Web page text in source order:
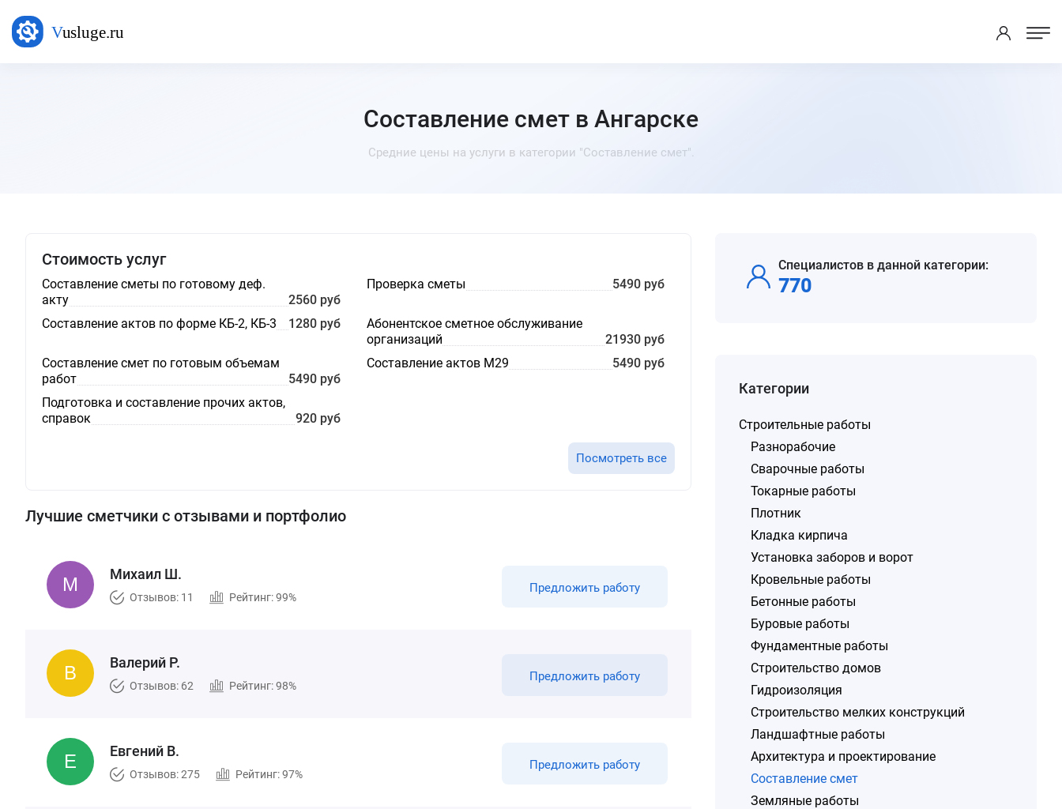
Составление смет в Ангарске
Средние цены на услуги в категории "Составление смет".
Стоимость услуг
Составление сметы по готовому деф.
акту
2560 руб
Проверка сметы 5490 руб
Составление актов по форме КБ-2, КБ-3 1280 руб
Абонентское сметное обслуживание
организаций
21930 руб
Составление смет по готовым объемам
работ
5490 руб
Составление актов М29 5490 руб
Подготовка и составление прочих актов,
справок
920 руб
Посмотреть все
Лучшие сметчики с отзывами и портфолио
Михаил Ш.
Отзывов: 11 Рейтинг: 99%
Предложить работу
Валерий Р.
Отзывов: 62 Рейтинг: 98%
Предложить работу
Евгений В.
Отзывов: 275 Рейтинг: 97%
Предложить работу
Специалистов в данной категории:
770
Категории
Строительные работы
Разнорабочие
Сварочные работы
Токарные работы
Плотник
Кладка кирпича
Установка заборов и ворот
Кровельные работы
Бетонные работы
Буровые работы
Фундаментные работы
Строительство домов
Гидроизоляция
Строительство мелких конструкций
Ландшафтные работы
Архитектура и проектирование
Составление смет
Земляные работы